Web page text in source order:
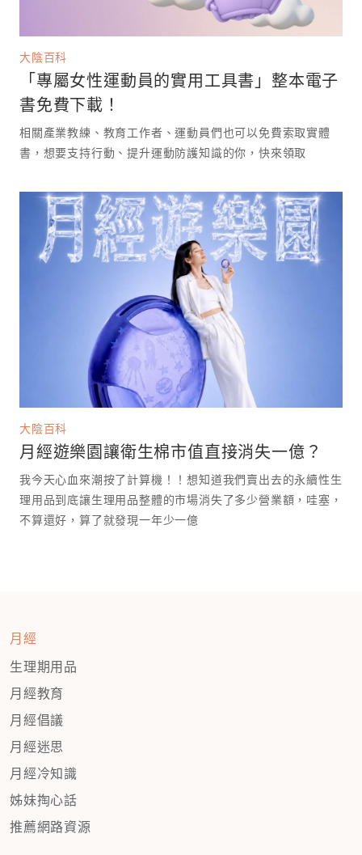
大陰百科
「專屬女性運動員的實用工具書」整本電子
書免費下載！
相關產業教練、教育工作者、運動員們也可以免費索取實體
書，想要支持行動、提升運動防護知識的你，快來領取
大陰百科
月經遊樂園讓衛生棉市值直接消失一億？
我今天心血來潮按了計算機！！想知道我們賣出去的永續性生
理用品到底讓生理用品整體的市場消失了多少營業額，哇塞，
不算還好，算了就發現一年少一億￼￼
月經
生理期用品
月經教育
月經倡議
月經迷思
月經冷知識
姊妹掏心話
推薦網路資源